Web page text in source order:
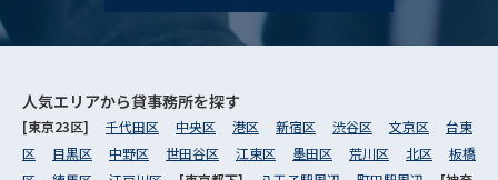
人気エリアから貸事務所を探す
[東京23区] 千代田区 中央区 港区 新宿区 渋谷区 文京区
台東
区
目黒区 中野区 世田谷区 江東区 墨田区 荒川区 北区
板橋